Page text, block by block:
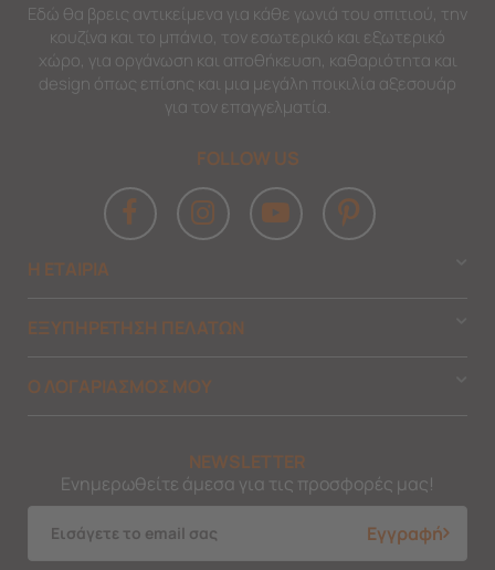
Εδώ θα βρεις αντικείμενα για κάθε γωνιά του σπιτιού, την
κουζίνα και το μπάνιο, τον εσωτερικό και εξωτερικό
χώρο, για οργάνωση και αποθήκευση, καθαριότητα και
design όπως επίσης και μια μεγάλη ποικιλία αξεσουάρ
για τον επαγγελματία.
FOLLOW US
Η ΕΤΑΙΡΙΑ
ΕΞΥΠΗΡΕΤΗΣΗ ΠΕΛΑΤΩΝ
Ο ΛΟΓΑΡΙΑΣΜΟΣ ΜΟΥ
NEWSLETTER
Ενημερωθείτε άμεσα για τις προσφορές μας!
Εγγραφή